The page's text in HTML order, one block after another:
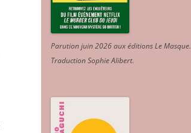
Parution juin 2026 aux éditions Le Masque.
Traduction Sophie Alibert.